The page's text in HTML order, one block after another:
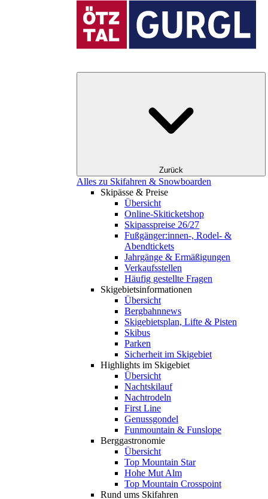
Zurück
Alles zu Skifahren & Snowboarden
Skipässe & Preise
Übersicht
Online-Skiticketshop
Skipasspreise 26/27
Fußgänger:innen-, Rodel- &
Abendtickets
Jahrgänge & Ermäßigungen
Verkaufsstellen
Häufig gestellte Fragen
Skigebiets­informationen
Übersicht
Bergbahnnews
Skigebietsplan, Lifte & Pisten
Skibus
Parken
Sicherheit im Skigebiet
Highlights im Skigebiet
Übersicht
Nachtskilauf
Nachtrodeln
First Line
Genussgondel
Funmountain & Funslope
Berggastronomie
Übersicht
Top Mountain Star
Hohe Mut Alm
Top Mountain Crosspoint
Rund ums Skifahren